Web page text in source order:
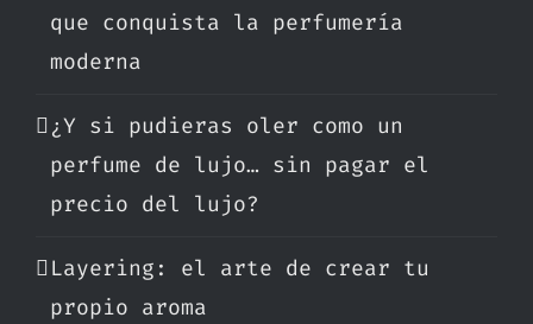
que conquista la perfumería
moderna
¿Y si pudieras oler como un
perfume de lujo… sin pagar el
precio del lujo?
Layering: el arte de crear tu
propio aroma